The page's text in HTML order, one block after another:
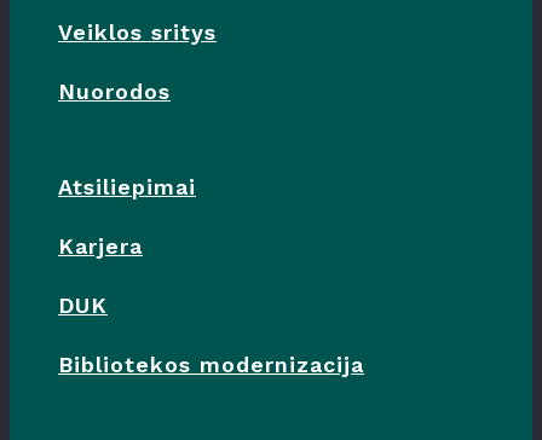
Veiklos sritys
Nuorodos
Atsiliepimai
Karjera
DUK
Bibliotekos modernizacija